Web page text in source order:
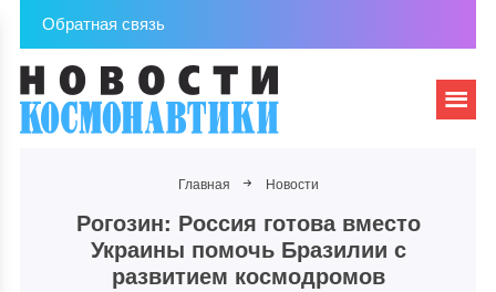
Обратная связь
Главная Новости
Рогозин: Россия готова вместо
Украины помочь Бразилии с
развитием космодромов